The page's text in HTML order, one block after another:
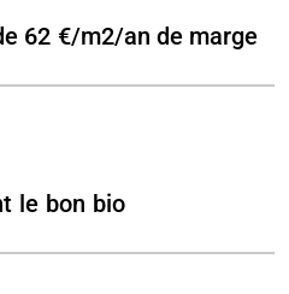
62 €/m2/an de marge
le bon bio